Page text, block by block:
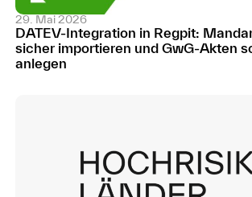
29. Mai 2026
DATEV-Integration in Regpit:
sicher importieren und GwG-Akten
anlegen